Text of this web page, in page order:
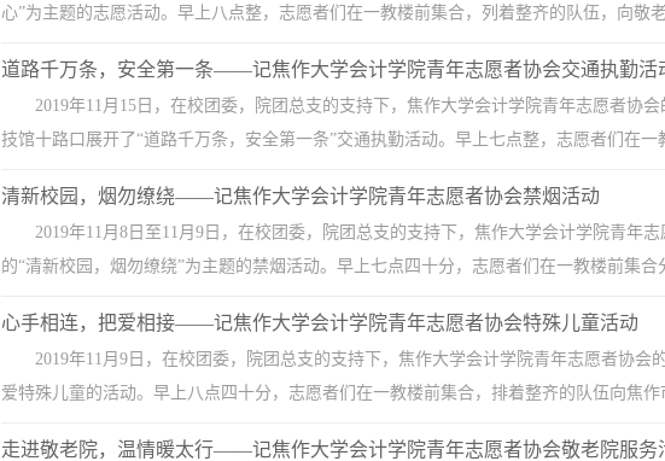
心”为主题的志愿活动。早上八点整，志愿者们在一教楼前集合，列着整齐的队伍，向敬
道路千万条，安全第一条——记焦作大学会计学院青年志愿者协会交通执勤活
2019年11月15日，在校团委，院团总支的支持下，焦作大学会计学院青年志愿者协
技馆十路口展开了“道路千万条，安全第一条”交通执勤活动。早上七点整，志愿者们在
清新校园，烟勿缭绕——记焦作大学会计学院青年志愿者协会禁烟活动
2019年11月8日至11月9日，在校团委，院团总支的支持下，焦作大学会计学院青年
的“清新校园，烟勿缭绕”为主题的禁烟活动。早上七点四十分，志愿者们在一教楼前集
心手相连，把爱相接——记焦作大学会计学院青年志愿者协会特殊儿童活动
2019年11月9日，在校团委，院团总支的支持下，焦作大学会计学院青年志愿者协
爱特殊儿童的活动。早上八点四十分，志愿者们在一教楼前集合，排着整齐的队伍向焦
走进敬老院，温情暖太行——记焦作大学会计学院青年志愿者协会敬老院服务